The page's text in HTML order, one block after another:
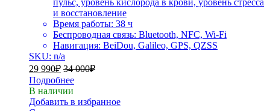
пульс, уровень кислорода в крови, уровень стресса
и восстановление
Время работы: 38 ч
Беспроводная связь: Bluetooth, NFC, Wi-Fi
Навигация: BeiDou, Galileo, GPS, QZSS
SKU: n/a
29 990₽ 34 000₽
Подробнее
В наличии
Добавить в избранное